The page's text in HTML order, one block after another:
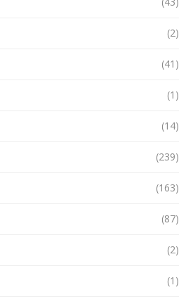
(2)
(41)
(1)
(14)
(239)
(163)
(87)
(2)
(1)